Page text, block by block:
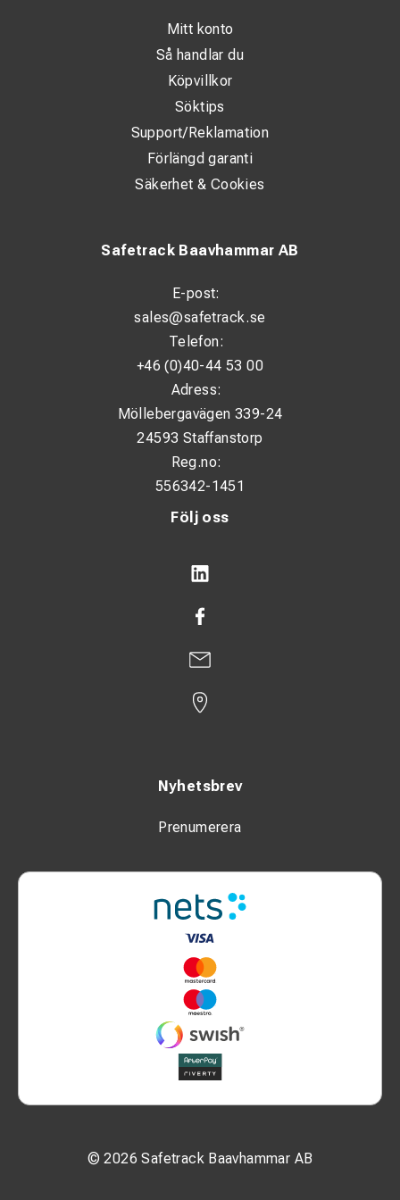
Tekniska specifikationer
För kontakttråd: 80–120 mm²
Spårbredd enligt EN 50149: 5,16–6,50 mm
Rekommenderat åtdragningsmoment: 70 Nm
Brott-/glidlast: 2,5 × eller 85 % av kontakttrådens
Material klämma: CuAl9Fe3
Användning: Kontaktledningssystem och
Följ oss
Nyhetsbrev
Prenumerera
© 2026 Safetrack Baavhammar AB
Safetrack Baavhammar AB
E-post:
sales@safetrack.se
Telefon:
+46 (0)40-44 53 00
Adress:
Möllebergavägen 339-24
24593 Staffanstorp
Reg.no:
556342-1451
Mitt konto
Så handlar du
Köpvillkor
Söktips
Support/Reklamation
Förlängd garanti
Säkerhet & Cookies